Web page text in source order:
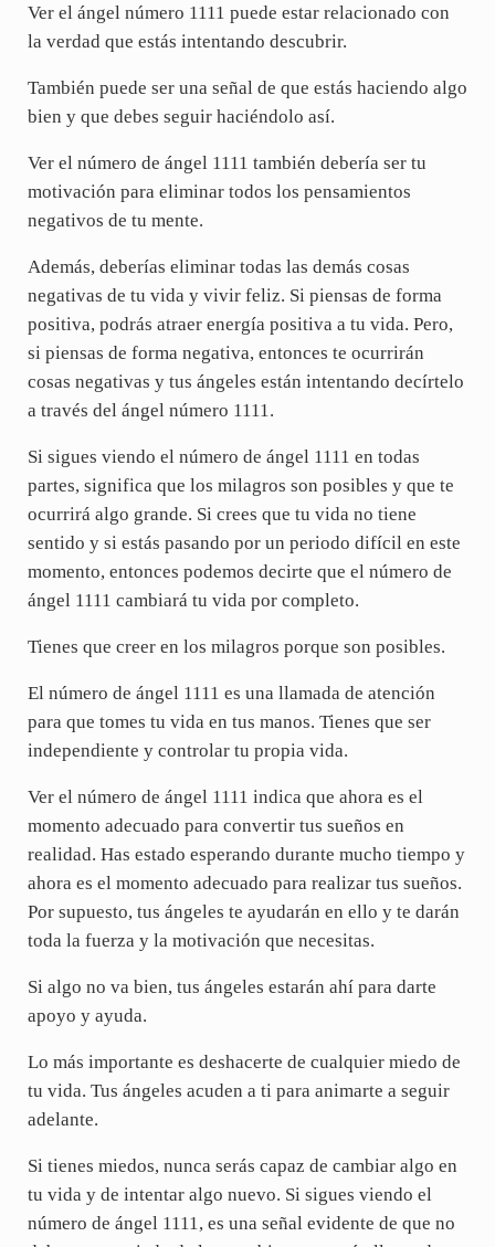
Ver el ángel número 1111 puede estar relacionado con
la verdad que estás intentando descubrir.
También puede ser una señal de que estás haciendo algo
bien y que debes seguir haciéndolo así.
Ver el número de ángel 1111 también debería ser tu
motivación para eliminar todos los pensamientos
negativos de tu mente.
Además, deberías eliminar todas las demás cosas
negativas de tu vida y vivir feliz. Si piensas de forma
positiva, podrás atraer energía positiva a tu vida. Pero,
si piensas de forma negativa, entonces te ocurrirán
cosas negativas y tus ángeles están intentando decírtelo
a través del ángel número 1111.
Si sigues viendo el número de ángel 1111 en todas
partes, significa que los milagros son posibles y que te
ocurrirá algo grande. Si crees que tu vida no tiene
sentido y si estás pasando por un periodo difícil en este
momento, entonces podemos decirte que el número de
ángel 1111 cambiará tu vida por completo.
Tienes que creer en los milagros porque son posibles.
El número de ángel 1111 es una llamada de atención
para que tomes tu vida en tus manos. Tienes que ser
independiente y controlar tu propia vida.
Ver el número de ángel 1111 indica que ahora es el
momento adecuado para convertir tus sueños en
realidad. Has estado esperando durante mucho tiempo y
ahora es el momento adecuado para realizar tus sueños.
Por supuesto, tus ángeles te ayudarán en ello y te darán
toda la fuerza y la motivación que necesitas.
Si algo no va bien, tus ángeles estarán ahí para darte
apoyo y ayuda.
Lo más importante es deshacerte de cualquier miedo de
tu vida. Tus ángeles acuden a ti para animarte a seguir
adelante.
Si tienes miedos, nunca serás capaz de cambiar algo en
tu vida y de intentar algo nuevo. Si sigues viendo el
número de ángel 1111, es una señal evidente de que no